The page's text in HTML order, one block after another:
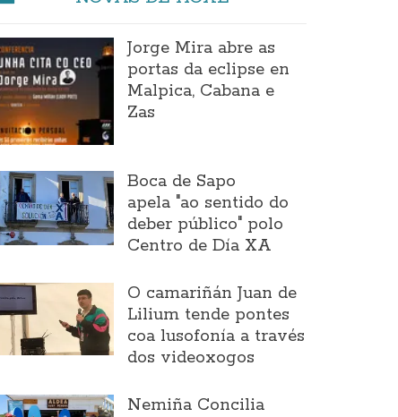
Jorge Mira abre as
portas da eclipse en
Malpica, Cabana e
Zas
Boca de Sapo
apela "ao sentido do
deber público" polo
Centro de Día XA
O camariñán Juan de
Lilium tende pontes
coa lusofonía a través
dos videoxogos
Nemiña Concilia